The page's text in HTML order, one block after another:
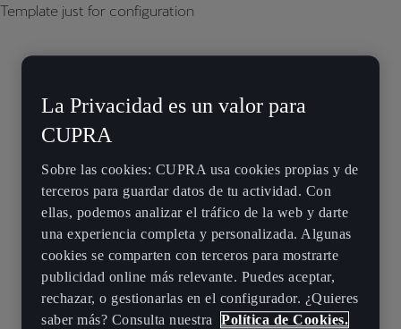
Template just for configuration
La Privacidad es un valor para
CUPRA
Sobre las cookies: CUPRA usa cookies propias y de
terceros para guardar datos de tu actividad. Con
ellas, podemos analizar el tráfico de la web y darte
una experiencia completa y personalizada. Algunas
cookies se comparten con terceros para mostrarte
publicidad online más relevante. Puedes aceptar,
rechazar, o gestionarlas en el configurador. ¿Quieres
saber más? Consulta nuestra Política de Cookies.